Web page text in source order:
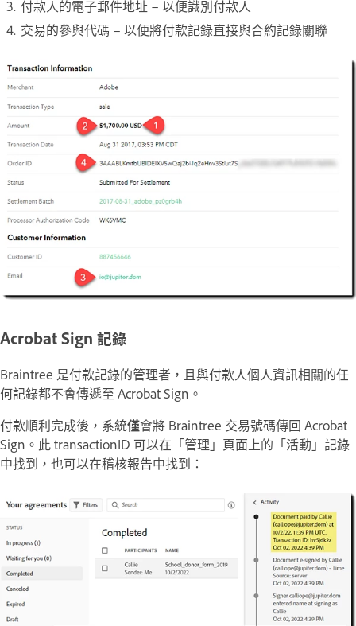
付款人的電子郵件地址 – 以便識別付款人
交易的參與代碼 – 以便將付款記錄直接與合約記錄關聯
Acrobat Sign 記錄
Braintree 是付款記錄的管理者，且與付款人個人資訊相關的任
何記錄都不會傳遞至 Acrobat Sign。
付款順利完成後，系統僅會將 Braintree 交易號碼傳回 Acrobat
Sign。此 transactionID 可以在「管理 」頁面上的「活動 」記錄
中找到，也可以在稽核報告中找到：